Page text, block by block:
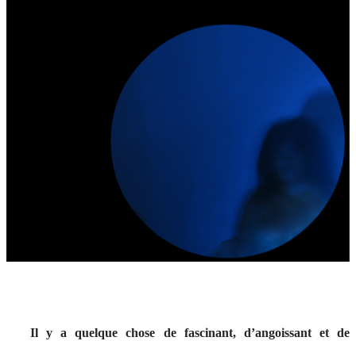
Il y a quelque chose de fascinant, d’angoissant et de